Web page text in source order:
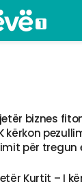
biznes
kërkon
për tregun
Kurtit – I